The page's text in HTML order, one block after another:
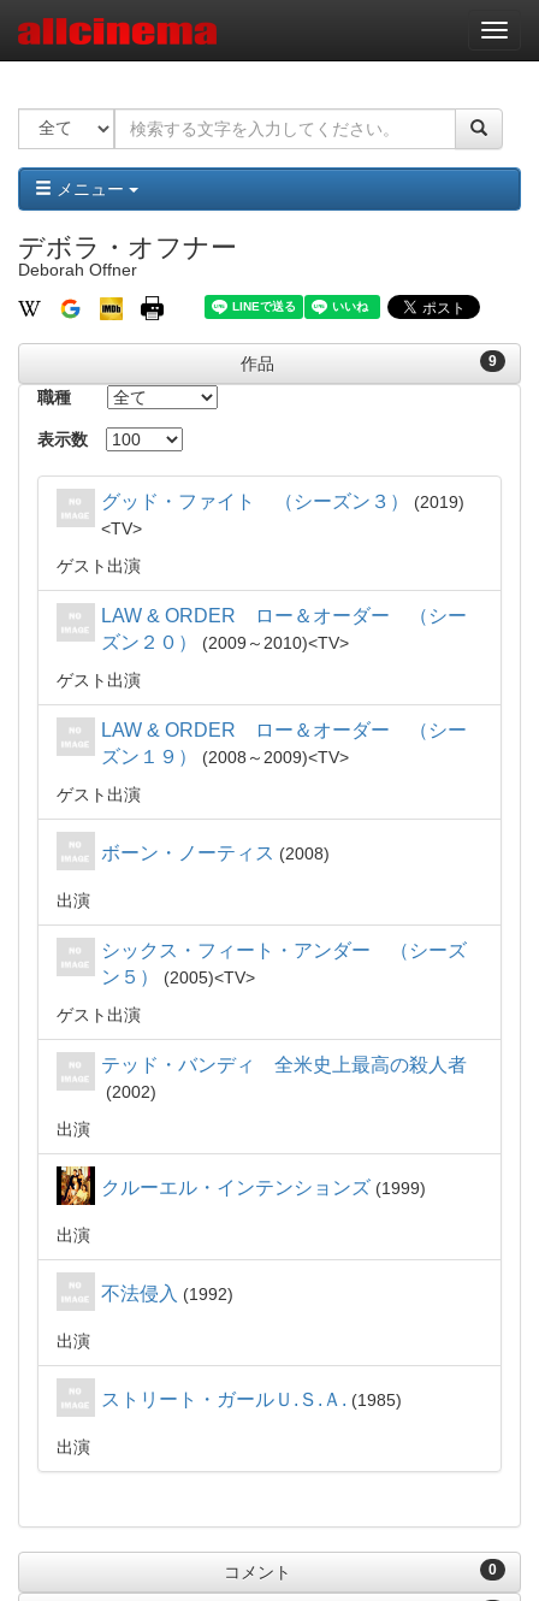
ナ
ビ
ー
ョ
ン
メニュー
デボラ・オフナー
Deborah Offner
9
作品
職種
表示数
グッド・ファイト （シーズン３）
2019
TV
ゲスト出演
LAW & ORDER ロー＆オーダー （シー
ズン２０）
2009～2010
TV
ゲスト出演
LAW & ORDER ロー＆オーダー （シー
ズン１９）
2008～2009
TV
ゲスト出演
ボーン・ノーティス 2008
出演
シックス・フィート・アンダー （シーズ
ン５）
2005
TV
ゲスト出演
テッド・バンディ 全米史上最高の殺人者
2002
出演
クルーエル・インテンションズ 1999
出演
不法侵入 1992
出演
ストリート・ガールＵ.Ｓ.Ａ. 1985
出演
0
コメント